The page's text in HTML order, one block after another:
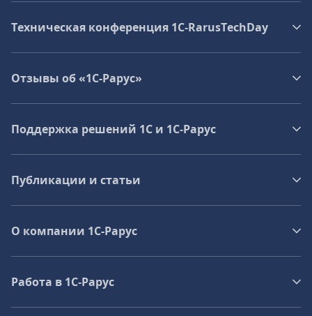
Техническая конференция 1C‑RarusTechDay
Отзывы об «1С-Рарус»
Поддержка решений 1С и 1С‑Рарус
Публикации и статьи
О компании 1C-Рарус
Работа в 1С‑Рарус